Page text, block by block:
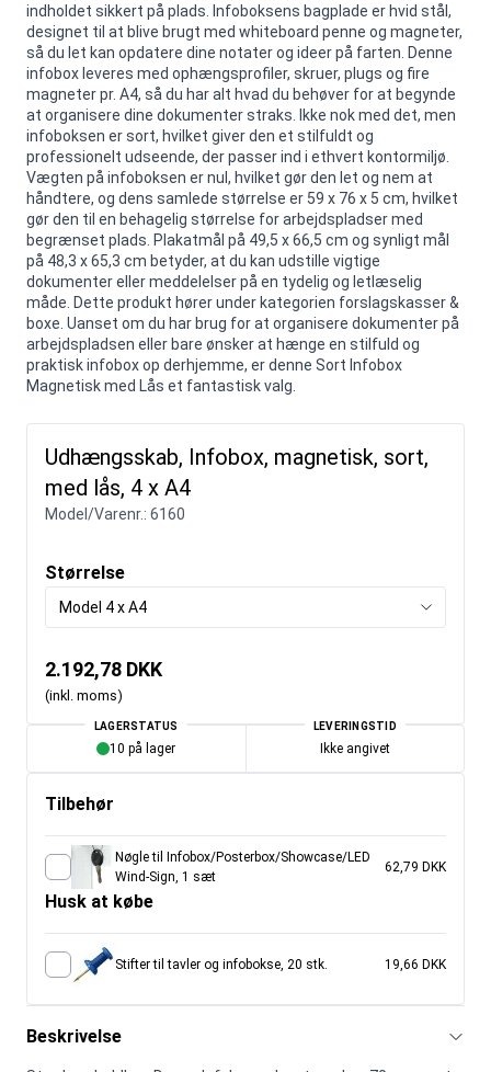
indholdet sikkert på plads. Infoboksens bagplade er hvid stål,
designet til at blive brugt med whiteboard penne og magneter,
så du let kan opdatere dine notater og ideer på farten. Denne
infobox leveres med ophængsprofiler, skruer, plugs og fire
magneter pr. A4, så du har alt hvad du behøver for at begynde
at organisere dine dokumenter straks. Ikke nok med det, men
infoboksen er sort, hvilket giver den et stilfuldt og
professionelt udseende, der passer ind i ethvert kontormiljø.
Vægten på infoboksen er nul, hvilket gør den let og nem at
håndtere, og dens samlede størrelse er 59 x 76 x 5 cm, hvilket
gør den til en behagelig størrelse for arbejdspladser med
begrænset plads. Plakatmål på 49,5 x 66,5 cm og synligt mål
på 48,3 x 65,3 cm betyder, at du kan udstille vigtige
dokumenter eller meddelelser på en tydelig og letlæselig
måde. Dette produkt hører under kategorien forslagskasser &
boxe. Uanset om du har brug for at organisere dokumenter på
arbejdspladsen eller bare ønsker at hænge en stilfuld og
praktisk infobox op derhjemme, er denne Sort Infobox
Magnetisk med Lås et fantastisk valg.
Udhængsskab, Infobox, magnetisk, sort,
med lås, 4 x A4
Model/Varenr.: 6160
Størrelse
Model 4 x A4
2.192,78 DKK
(inkl. moms)
LAGERSTATUS
10 på lager
LEVERINGSTID
Ikke angivet
Tilbehør
Nøgle til Infobox/Posterbox/Showcase/LED
Wind-Sign, 1 sæt
62,79 DKK
Husk at købe
Stifter til tavler og infobokse, 20 stk. 19,66 DKK
Beskrivelse